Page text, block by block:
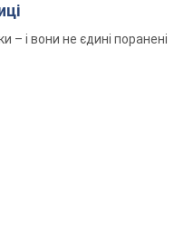
і вони не єдині поранені